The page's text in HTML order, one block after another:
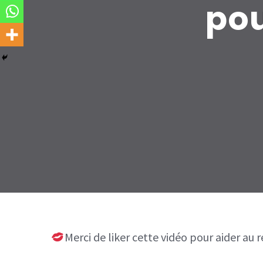
Merci de liker cette vidéo pour aider au